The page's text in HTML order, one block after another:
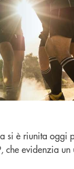
si è riunita
che evidenzia un